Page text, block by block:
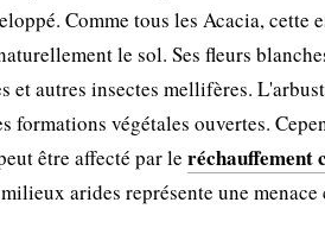
Comme tous les Acacia, cette
le sol. Ses fleurs
et autres insectes mellifères.
végétales ouvertes.
être affecté par le réchauffement
arides représente une menace